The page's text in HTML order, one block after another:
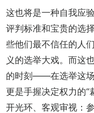
这也将是一种自我应
评判标准和宝贵的选
些他们最不信任的人
义的选举大戏。而这
的时刻——在选举这场
更是手握决定权力的“
开光环、客观审视：